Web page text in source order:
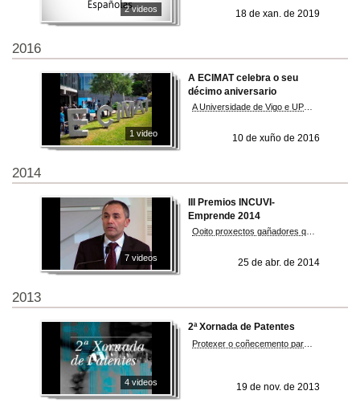
2 videos 18 de xan. de 2019
2016
1 video
A ECIMAT celebra o seu
décimo aniversario
10 de xuño de 2016
2014
7 videos
III Premios INCUVI-
Emprende 2014
25 de abr. de 2014
2013
4 videos
2ª Xornada de Patentes
19 de nov. de 2013